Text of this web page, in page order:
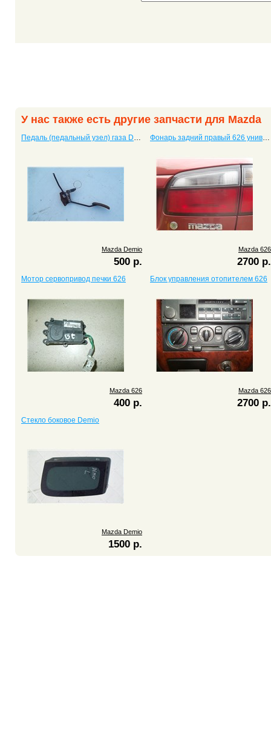
У нас также есть другие запчасти для Mazda
Педаль (педальный узел) газа Demio
Mazda Demio
500 р.
Фонарь задний правый 626 универсал
Mazda 626
2700 р.
Мотор сервопривод печки 626
Mazda 626
400 р.
Блок управления отопителем 626
Mazda 626
2700 р.
Стекло боковое Demio
Mazda Demio
1500 р.